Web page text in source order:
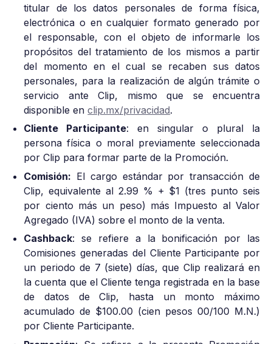
titular de los datos personales de forma física,
electrónica o en cualquier formato generado por
el responsable, con el objeto de informarle los
propósitos del tratamiento de los mismos a partir
del momento en el cual se recaben sus datos
personales, para la realización de algún trámite o
servicio ante Clip, mismo que se encuentra
disponible enclip.mx/privacidad.
Cliente Participante: en singular o plural la
persona física o moral previamente seleccionada
por Clip para formar parte de la Promoción.
Comisión: El cargo estándar por transacción de
Clip, equivalente al 2.99 % + $1 (tres punto seis
por ciento más un peso) más Impuesto al Valor
Agregado (IVA) sobre el monto de la venta.
Cashback: se refiere a la bonificación por las
Comisiones generadas del Cliente Participante por
un periodo de 7 (siete) días, que Clip realizará en
la cuenta que el Cliente tenga registrada en la base
de datos de Clip, hasta un monto máximo
acumulado de $100.00 (cien pesos 00/100 M.N.)
por Cliente Participante.